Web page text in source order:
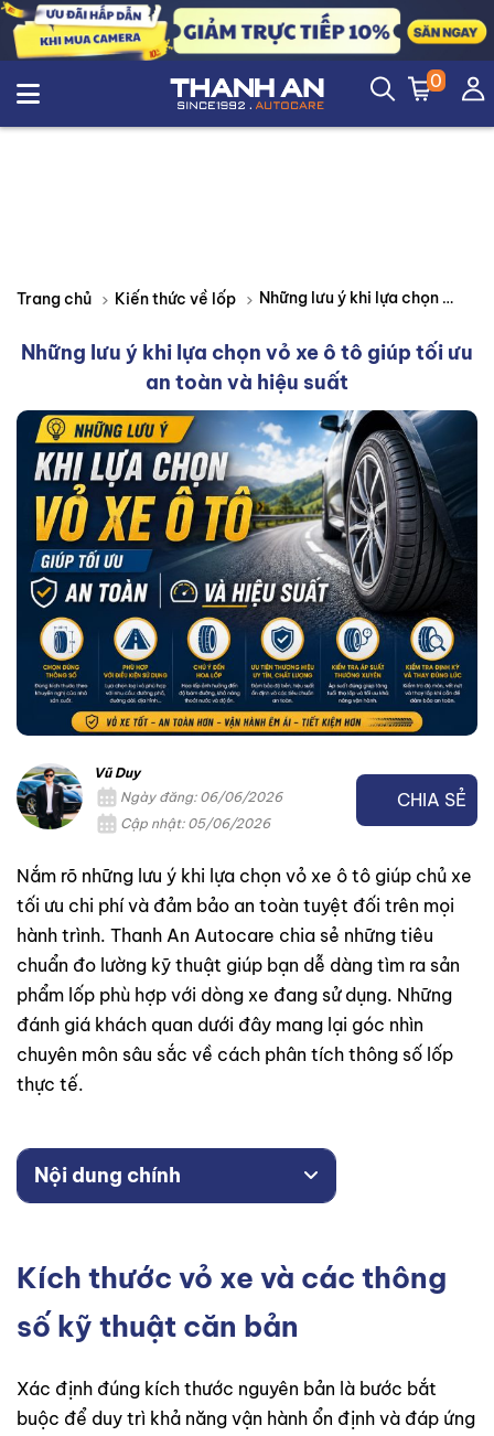
0
Trang chủ Kiến thức về lốp Những lưu ý khi lựa chọn vỏ xe ô tô giúp tối ưu an toàn và hiệu suất
Những lưu ý khi lựa chọn vỏ xe ô tô giúp tối ưu
an toàn và hiệu suất
Vũ Duy
Ngày đăng: 06/06/2026
Cập nhật: 05/06/2026
CHIA SẺ
Nắm rõ những lưu ý khi lựa chọn vỏ xe ô tô giúp chủ xe
tối ưu chi phí và đảm bảo an toàn tuyệt đối trên mọi
hành trình. Thanh An Autocare chia sẻ những tiêu
chuẩn đo lường kỹ thuật giúp bạn dễ dàng tìm ra sản
phẩm lốp phù hợp với dòng xe đang sử dụng. Những
đánh giá khách quan dưới đây mang lại góc nhìn
chuyên môn sâu sắc về cách phân tích thông số lốp
thực tế.
Nội dung chính
Kích thước vỏ xe và các thông
số kỹ thuật căn bản
Xác định đúng kích thước nguyên bản là bước bắt
buộc để duy trì khả năng vận hành ổn định và đáp ứng